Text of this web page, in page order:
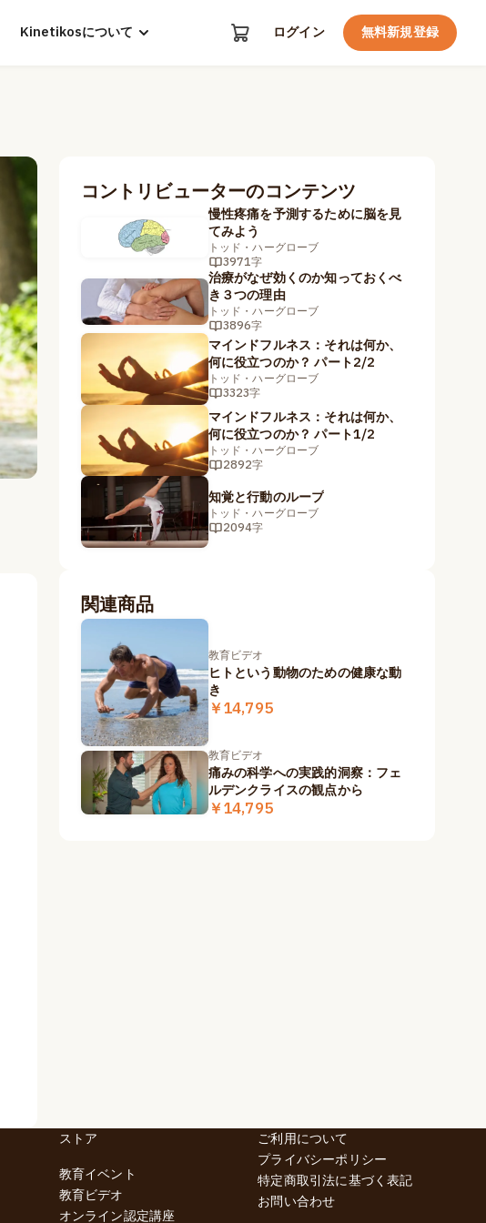
Kinetikosについて ログイン 無料新規登録
コントリビューターのコンテンツ
慢性疼痛を予測するために脳を見
てみよう
トッド・ハーグローブ
3971字
治療がなぜ効くのか知っておくべ
き３つの理由
トッド・ハーグローブ
3896字
マインドフルネス：それは何か、
何に役立つのか？ パート2/2
トッド・ハーグローブ
3323字
マインドフルネス：それは何か、
何に役立つのか？ パート1/2
トッド・ハーグローブ
2892字
知覚と行動のループ
トッド・ハーグローブ
2094字
関連商品
教育ビデオ
ヒトという動物のための健康な動
き
￥14,795
教育ビデオ
痛みの科学への実践的洞察：フェ
ルデンクライスの観点から
￥14,795
ストア
教育イベント
教育ビデオ
オンライン認定講座
ご利用について
プライバシーポリシー
特定商取引法に基づく表記
お問い合わせ